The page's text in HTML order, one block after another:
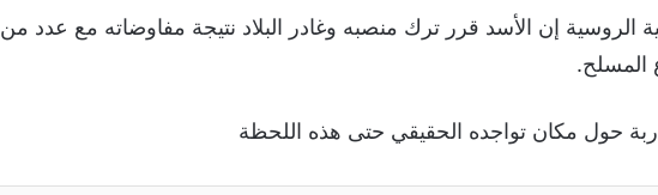
الروسية إن الأسد قرر ترك منصبه وغادر البلاد نتيجة مفاوضاته مع عدد من
المسلح.
حول مكان تواجده الحقيقي حتى هذه اللحظة